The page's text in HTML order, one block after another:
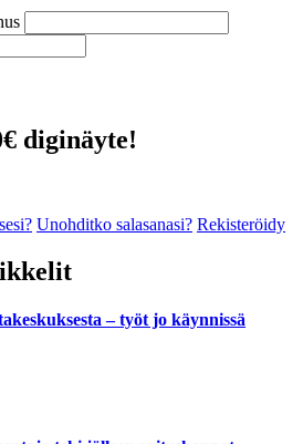
diginäyte!
Unohditko salasanasi? Rekisteröidy
– työt jo käynnissä